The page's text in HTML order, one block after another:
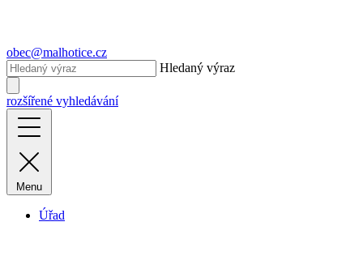
obec@malhotice.cz
Hledaný výraz
rozšířené vyhledávání
Menu
Úřad